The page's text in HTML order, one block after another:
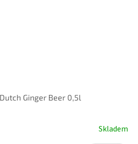
Ginger Beer 0,5l
Skladem